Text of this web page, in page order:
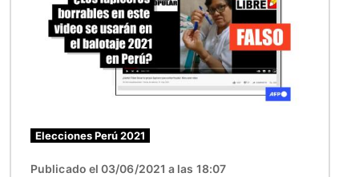
Elecciones Perú 2021
Publicado el 03/06/2021 a las 18:07